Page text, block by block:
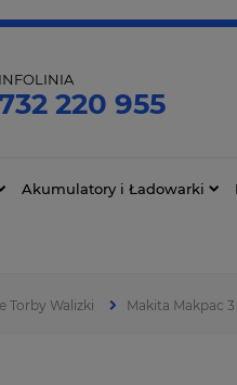
INFOLINIA
220 955
Akumulatory i Ładowarki
Torby Walizki Makita Makpac